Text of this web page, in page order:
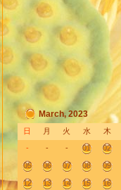
March, 2023
日 月 火 水 木
-
- - 01 02
05 06 07 08 09
12 13 14 15 16